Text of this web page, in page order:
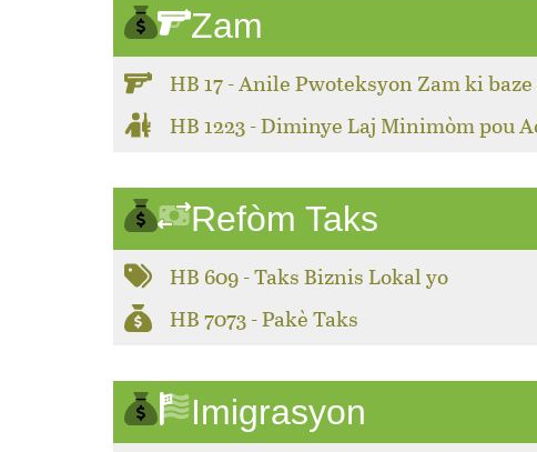
Zam
HB 17 - Anile Pwoteksyon Zam ki baze
HB 1223 - Diminye Laj Minimòm pou
Refòm Taks
HB 609 - Taks Biznis Lokal yo
HB 7073 - Pakè Taks
Imigrasyon